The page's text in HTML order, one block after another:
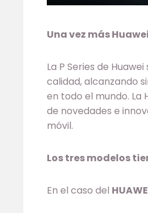
Una vez más
La P Series de
calidad, alcanzando
en todo el mundo. La
de novedades e
móvil.
Los tres modelos
En el caso del